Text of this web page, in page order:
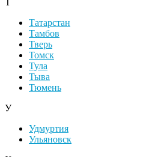
Т
Татарстан
Тамбов
Тверь
Томск
Тула
Тыва
Тюмень
У
Удмуртия
Ульяновск